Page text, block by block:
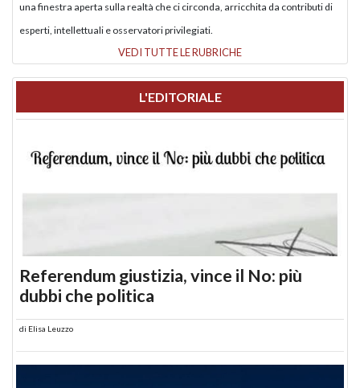
una finestra aperta sulla realtà che ci circonda, arricchita da contributi di
esperti, intellettuali e osservatori privilegiati.
VEDI TUTTE LE RUBRICHE
L'EDITORIALE
Referendum giustizia, vince il No: più
dubbi che politica
di Elisa Leuzzo